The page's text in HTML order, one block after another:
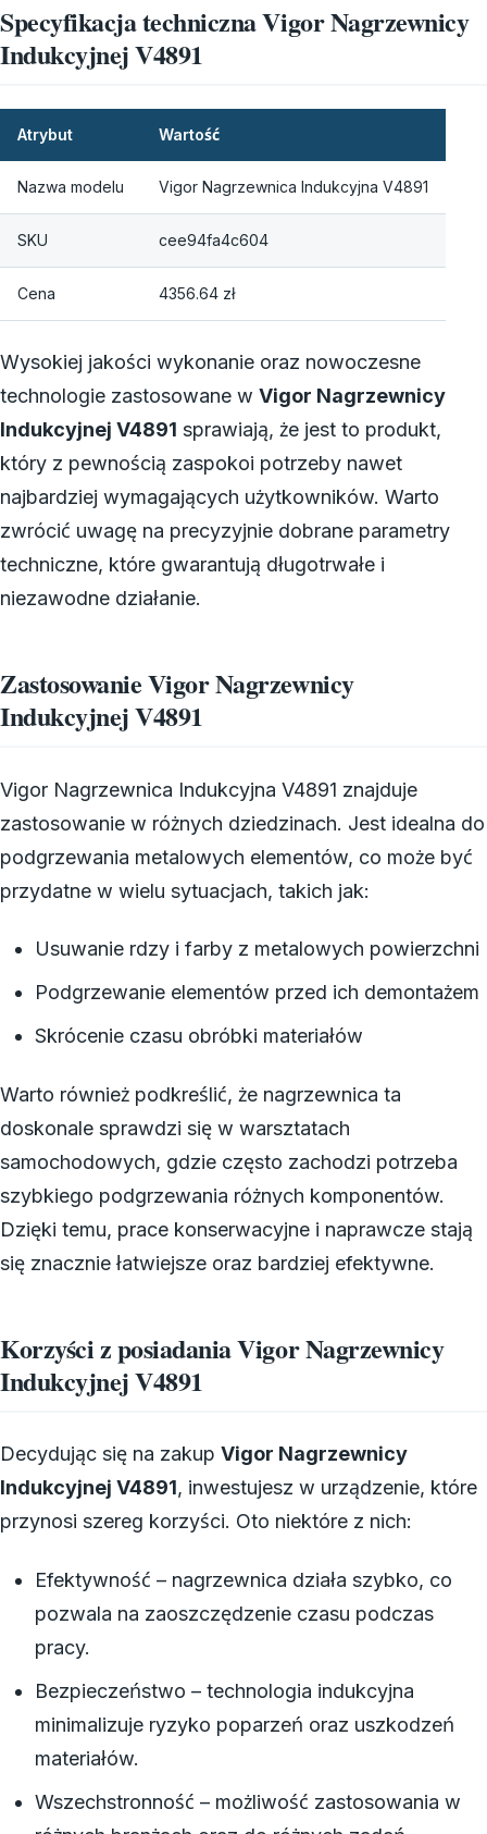
Specyfikacja techniczna Vigor Nagrzewnicy
Indukcyjnej V4891
Atrybut Wartość
Nazwa modelu Vigor Nagrzewnica Indukcyjna V4891
SKU cee94fa4c604
Cena 4356.64 zł
Wysokiej jakości wykonanie oraz nowoczesne
technologie zastosowane w Vigor Nagrzewnicy
Indukcyjnej V4891 sprawiają, że jest to produkt,
który z pewnością zaspokoi potrzeby nawet
najbardziej wymagających użytkowników. Warto
zwrócić uwagę na precyzyjnie dobrane parametry
techniczne, które gwarantują długotrwałe i
niezawodne działanie.
Zastosowanie Vigor Nagrzewnicy
Indukcyjnej V4891
Vigor Nagrzewnica Indukcyjna V4891 znajduje
zastosowanie w różnych dziedzinach. Jest idealna do
podgrzewania metalowych elementów, co może być
przydatne w wielu sytuacjach, takich jak:
Usuwanie rdzy i farby z metalowych powierzchni
Podgrzewanie elementów przed ich demontażem
Skrócenie czasu obróbki materiałów
Warto również podkreślić, że nagrzewnica ta
doskonale sprawdzi się w warsztatach
samochodowych, gdzie często zachodzi potrzeba
szybkiego podgrzewania różnych komponentów.
Dzięki temu, prace konserwacyjne i naprawcze stają
się znacznie łatwiejsze oraz bardziej efektywne.
Korzyści z posiadania Vigor Nagrzewnicy
Indukcyjnej V4891
Decydując się na zakup Vigor Nagrzewnicy
Indukcyjnej V4891, inwestujesz w urządzenie, które
przynosi szereg korzyści. Oto niektóre z nich:
Efektywność – nagrzewnica działa szybko, co
pozwala na zaoszczędzenie czasu podczas
pracy.
Bezpieczeństwo – technologia indukcyjna
minimalizuje ryzyko poparzeń oraz uszkodzeń
materiałów.
Wszechstronność – możliwość zastosowania w